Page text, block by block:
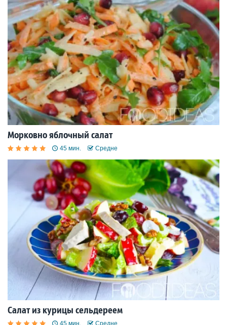
Морковно яблочный салат
45 мин. Средне
Салат из курицы сельдереем